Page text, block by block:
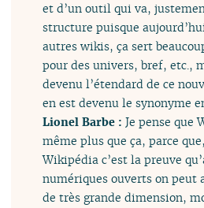
et d’un outil qui va,
structure puisque
autres wikis, ça sert
pour des univers, bref, etc.,
devenu l’étendard de ce
en est devenu le synonyme
Lionel Barbe :Je pense que
même plus que ça, parce
Wikipédia c’est la preuve
numériques ouverts on peut
de très grande dimension,